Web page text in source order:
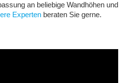
an beliebige Wandhöhen und
Experten beraten Sie gerne.